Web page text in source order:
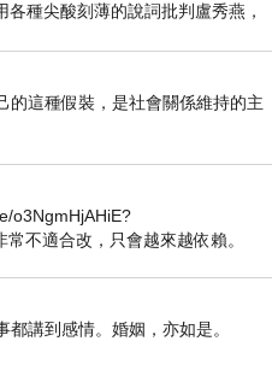
各種尖酸刻薄的說詞批判盧秀燕，
輸給陳其邁，甚至還說盧
的這種假裝，是社會關係維持的主
o3NgmHjAHiE?
不適合改，只會越來越依賴。
講到感情。婚姻，亦如是。